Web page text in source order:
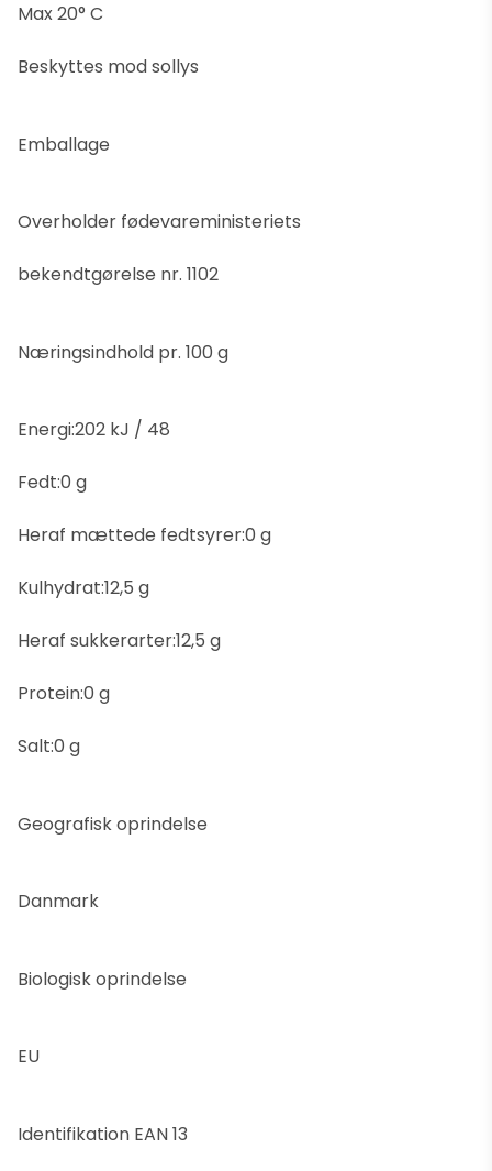
Max 20° C
Beskyttes mod sollys
Emballage
Overholder fødevareministeriets
bekendtgørelse nr. 1102
Næringsindhold pr. 100 g
Energi:202 kJ / 48
Fedt:0 g
Heraf mættede fedtsyrer:0 g
Kulhydrat:12,5 g
Heraf sukkerarter:12,5 g
Protein:0 g
Salt:0 g
Geografisk oprindelse
Danmark
Biologisk oprindelse
EU
Identifikation EAN 13